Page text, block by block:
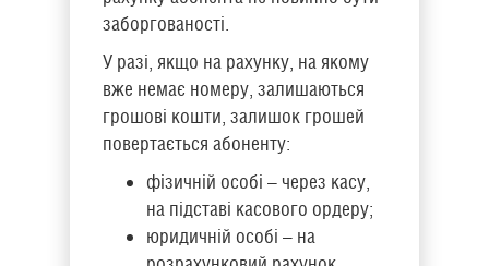
заборгованості.
У разі, якщо на рахунку, на якому
вже немає номеру, залишаються
грошові кошти, залишок грошей
повертається абоненту:
фізичній особі – через касу,
на підставі касового ордеру;
юридичній особі – на